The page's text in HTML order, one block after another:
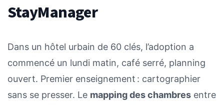
StayManager
Dans un hôtel urbain de 60 clés, l’adoption a
commencé un lundi matin, café serré, planning
ouvert. Premier enseignement : cartographier
sans se presser. Le mapping des chambres entre